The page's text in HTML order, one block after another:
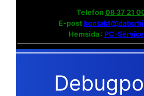
Telefon 08 37 21
E-post
Hemsida :PC-